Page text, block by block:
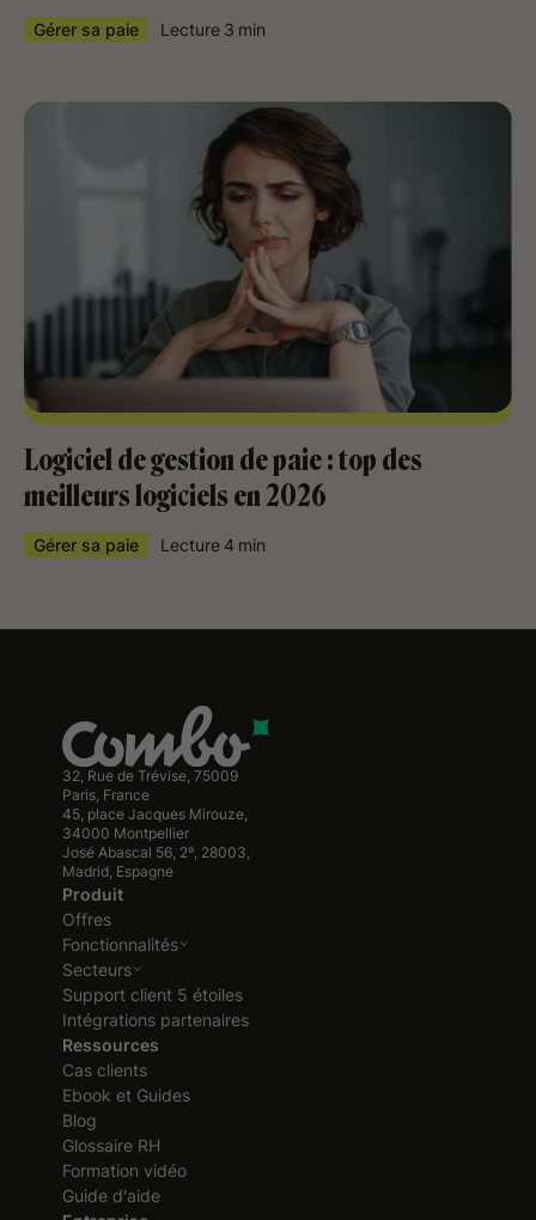
Gérer sa paie Lecture 3 min
Logiciel de gestion de paie : top des
meilleurs logiciels en 2026
Gérer sa paie Lecture 4 min
32, Rue de Trévise, 75009
Paris, France
45, place Jacques Mirouze,
34000 Montpellier
José Abascal 56, 2º, 28003,
Madrid, Espagne
Produit
Offres
Fonctionnalités
Secteurs
Support client 5 étoiles
Intégrations partenaires
Ressources
Cas clients
Ebook et Guides
Blog
Glossaire RH
Formation vidéo
Guide d'aide